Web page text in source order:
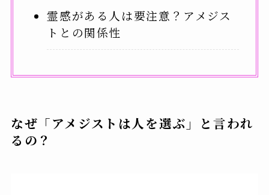
霊感がある人は要注意？アメジス
トとの関係性
なぜ「アメジストは人を選ぶ」と言われ
るの？